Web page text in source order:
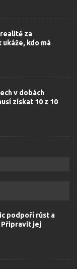
za
ukáže, kdo má
v dobách
získat 10 z 10
podpoří růst a
Připravit jej